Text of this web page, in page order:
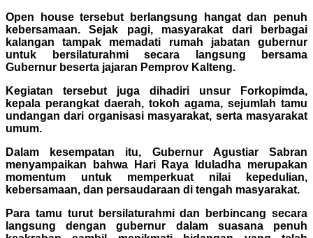
Open house tersebut berlangsung hangat dan penuh
kebersamaan. Sejak pagi, masyarakat dari berbagai
kalangan tampak memadati rumah jabatan gubernur
untuk bersilaturahmi secara langsung bersama
Gubernur beserta jajaran Pemprov Kalteng.
Kegiatan tersebut juga dihadiri unsur Forkopimda,
kepala perangkat daerah, tokoh agama, sejumlah tamu
undangan dari organisasi masyarakat, serta masyarakat
umum.
Dalam kesempatan itu, Gubernur Agustiar Sabran
menyampaikan bahwa Hari Raya Iduladha merupakan
momentum untuk memperkuat nilai kepedulian,
kebersamaan, dan persaudaraan di tengah masyarakat.
Para tamu turut bersilaturahmi dan berbincang secara
langsung dengan gubernur dalam suasana penuh